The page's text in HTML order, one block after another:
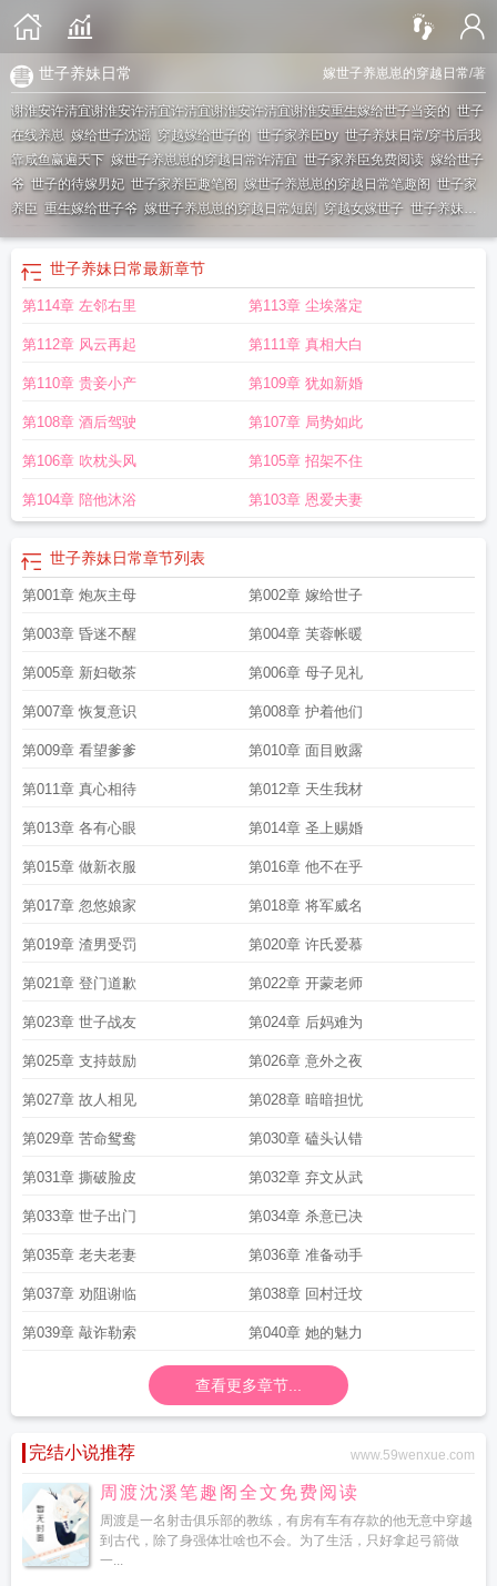
嫁世子养崽崽的穿越日常/著
世子养妹日常
谢淮安许清宜谢淮安许清宜许清宜谢淮安许清宜谢淮安重生嫁给世子当妾的 世子
在线养崽 嫁给世子沈谣 穿越嫁给世子的 世子家养臣by 世子养妹日常/穿书后我
靠咸鱼赢遍天下 嫁世子养崽崽的穿越日常许清宜 世子家养臣免费阅读 嫁给世子
爷 世子的待嫁男妃 世子家养臣趣笔阁 嫁世子养崽崽的穿越日常笔趣阁 世子家
养臣 重生嫁给世子爷 嫁世子养崽崽的穿越日常短剧 穿越女嫁世子 世子养妹日
妹日常嫁世子养崽崽的穿越日常百度
常全文免费
世子终老一生重生的
嫁世子养崽崽的穿越日常 笔趣阁嫁世子养崽崽的穿越日常
版世子家养成嫁世子养崽崽的穿越日常全文免费阅读嫁世子养崽崽的穿越日常
在线阅读嫁给假世子 嫁世子养崽崽的穿越日常免费
嫁
世子养妹日常最新章节
第114章 左邻右里 第113章 尘埃落定
第112章 风云再起 第111章 真相大白
第110章 贵妾小产 第109章 犹如新婚
第108章 酒后驾驶 第107章 局势如此
第106章 吹枕头风 第105章 招架不住
第104章 陪他沐浴 第103章 恩爱夫妻
世子养妹日常章节列表
第001章 炮灰主母 第002章 嫁给世子
第003章 昏迷不醒 第004章 芙蓉帐暖
第005章 新妇敬茶 第006章 母子见礼
第007章 恢复意识 第008章 护着他们
第009章 看望爹爹 第010章 面目败露
第011章 真心相待 第012章 天生我材
第013章 各有心眼 第014章 圣上赐婚
第015章 做新衣服 第016章 他不在乎
第017章 忽悠娘家 第018章 将军威名
第019章 渣男受罚 第020章 许氏爱慕
第021章 登门道歉 第022章 开蒙老师
第023章 世子战友 第024章 后妈难为
第025章 支持鼓励 第026章 意外之夜
第027章 故人相见 第028章 暗暗担忧
第029章 苦命鸳鸯 第030章 磕头认错
第031章 撕破脸皮 第032章 弃文从武
第033章 世子出门 第034章 杀意已决
第035章 老夫老妻 第036章 准备动手
第037章 劝阻谢临 第038章 回村迁坟
第039章 敲诈勒索 第040章 她的魅力
查看更多章节...
完结小说推荐 www.59wenxue.com
周渡沈溪笔趣阁全文免费阅读
周渡是一名射击俱乐部的教练，有房有车有存款的他无意中穿越
到古代，除了身强体壮啥也不会。为了生活，只好拿起弓箭做
一...